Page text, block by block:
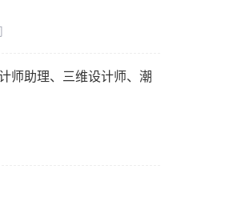
师助理、三维设计师、潮